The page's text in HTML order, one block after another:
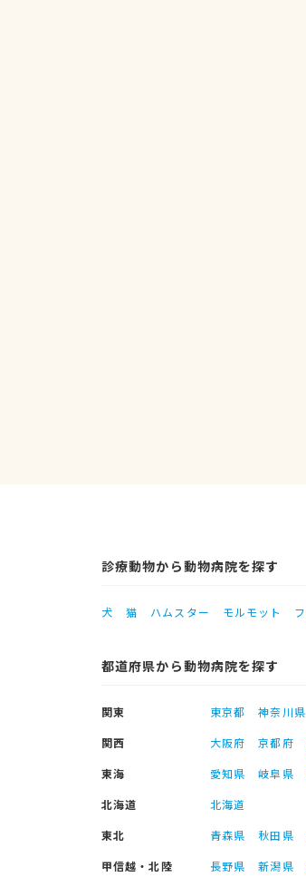
診療動物から動物病院を探す
犬 猫 ハムスター モルモット
都道府県から動物病院を探す
関東 東京都 神奈川県
関西
大阪府 京都府
東海
愛知県 岐阜県
北海道
北海道
東北
青森県 秋田県
甲信越・北陸
長野県 新潟県